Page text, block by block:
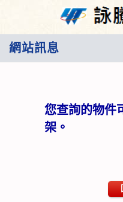
網站訊息
您查詢的物件
架。